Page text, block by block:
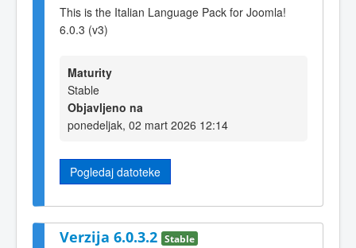
This is the Italian Language Pack for Joomla!
6.0.3 (v3)
Maturity
Stable
Objavljeno na
ponedeljak, 02 mart 2026 12:14
Pogledaj datoteke
Verzija 6.0.3.2 Stable